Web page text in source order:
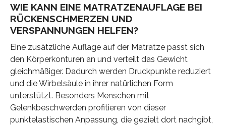
WIE KANN EINE MATRATZENAUFLAGE BEI
RÜCKENSCHMERZEN UND
VERSPANNUNGEN HELFEN?
Eine zusätzliche Auflage auf der Matratze passt sich
den Körperkonturen an und verteilt das Gewicht
gleichmäßiger. Dadurch werden Druckpunkte reduziert
und die Wirbelsäule in ihrer natürlichen Form
unterstützt. Besonders Menschen mit
Gelenkbeschwerden profitieren von dieser
punktelastischen Anpassung, die gezielt dort nachgibt,